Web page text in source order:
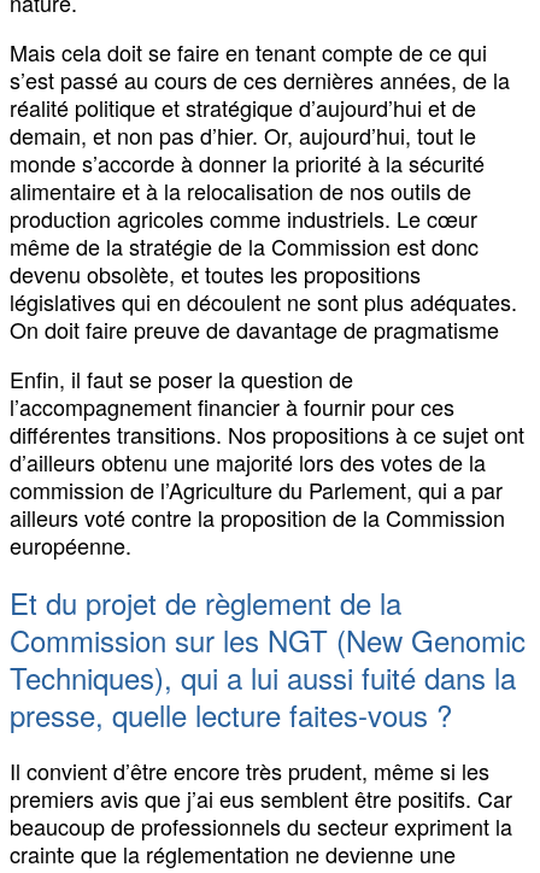
Mais cela doit se faire en tenant compte de ce qui
s’est passé au cours de ces dernières années, de la
réalité politique et stratégique d’aujourd’hui et de
demain, et non pas d’hier. Or, aujourd’hui, tout le
monde s’accorde à donner la priorité à la sécurité
alimentaire et à la relocalisation de nos outils de
production agricoles comme industriels. Le cœur
même de la stratégie de la Commission est donc
devenu obsolète, et toutes les propositions
législatives qui en découlent ne sont plus adéquates.
On doit faire preuve de davantage de pragmatisme
Enfin, il faut se poser la question de
l’accompagnement financier à fournir pour ces
différentes transitions. Nos propositions à ce sujet ont
d’ailleurs obtenu une majorité lors des votes de la
commission de l’Agriculture du Parlement, qui a par
ailleurs voté contre la proposition de la Commission
européenne.
Et du projet de règlement de la
Commission sur les NGT (New Genomic
Techniques), qui a lui aussi fuité dans la
presse, quelle lecture faites-vous ?
Il convient d’être encore très prudent, même si les
premiers avis que j’ai eus semblent être positifs. Car
beaucoup de professionnels du secteur expriment la
crainte que la réglementation ne devienne une